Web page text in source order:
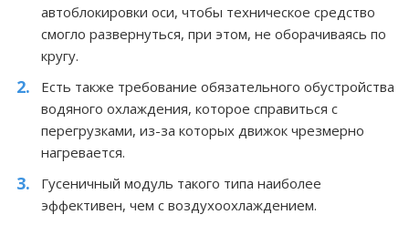
автоблокировки оси, чтобы техническое средство
смогло развернуться, при этом, не оборачиваясь по
кругу.
Есть также требование обязательного обустройства
водяного охлаждения, которое справиться с
перегрузками, из-за которых движок чрезмерно
нагревается.
Гусеничный модуль такого типа наиболее
эффективен, чем с воздухоохлаждением.